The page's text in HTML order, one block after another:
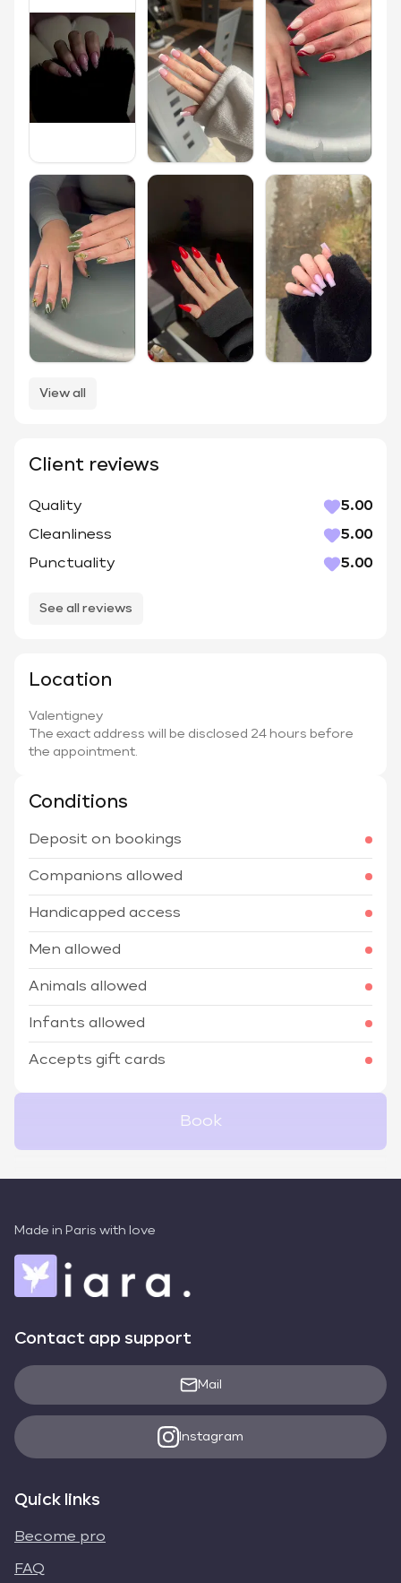
View all
Client reviews
Quality
5.00
Cleanliness
5.00
Punctuality
5.00
See all reviews
Location
Valentigney
The exact address will be disclosed 24 hours before
the appointment.
Conditions
Deposit on bookings
Companions allowed
Handicapped access
Men allowed
Animals allowed
Infants allowed
Accepts gift cards
Book
Made in Paris with love
Contact app support
Mail
Instagram
Quick links
Become pro
FAQ